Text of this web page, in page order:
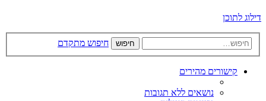
דילוג לתוכן
חיפוש חיפוש מתקדם
קישורים מהירים
נושאים ללא תגובות